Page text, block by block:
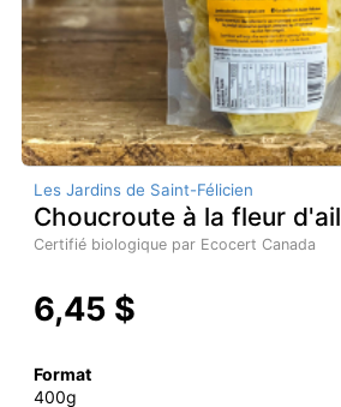
Les Jardins de Saint-Félicien
Choucroute à la fleur d'ail
Certifié biologique par Ecocert Canada
6,45 $
Format
400g